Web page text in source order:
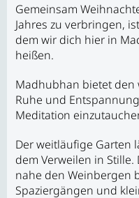
Gemeinsam
Jahres zu verbringen,
dem wir dich hier in
heißen.
Madhubhan bietet den
Ruhe und
Meditation
Der weitläufige Garten
dem Verweilen in
nahe den Weinbergen
Spaziergängen und